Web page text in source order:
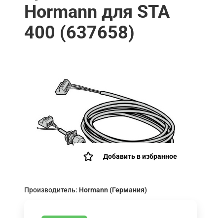
Hormann для STA
400 (637658)
Добавить в избранное
Производитель: Hormann (Германия)